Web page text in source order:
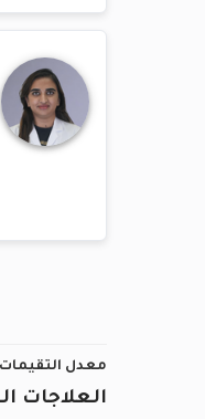
معدل التقيمات
العلاجات